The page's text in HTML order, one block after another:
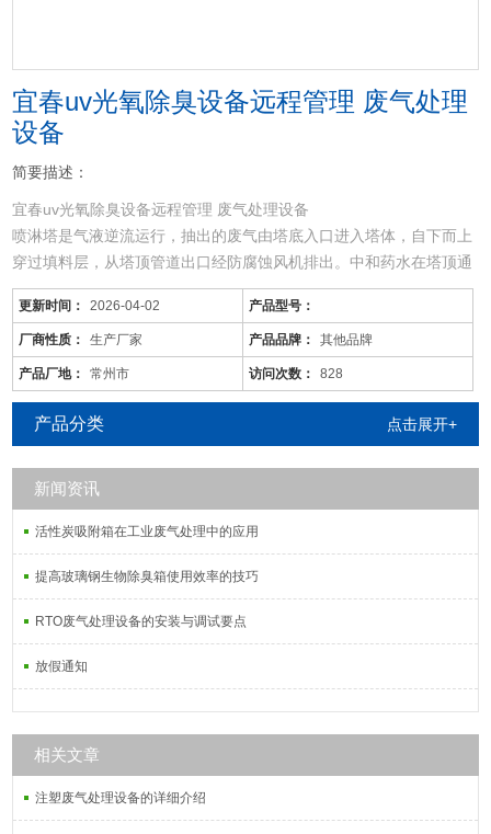
宜春uv光氧除臭设备远程管理 废气处理
设备
简要描述：
宜春uv光氧除臭设备远程管理 废气处理设备
喷淋塔是气液逆流运行，抽出的废气由塔底入口进入塔体，自下而上
穿过填料层，从塔顶管道出口经防腐蚀风机排出。中和药水在塔顶通
过液体分布器，均匀地喷淋到填料层中，沿着填料层表面向下流动直
到塔底，由管道排出塔外，由防腐循环泵循环工作。由于上升废气和
下降吸收剂在填料层中不断接触，所以上升气流中溶质的浓度越来越
低，到塔顶时已达到吸收要求后排出塔外。相反下降液体中的介
更新时间： 2026-04-02 产品型号：
厂商性质： 生产厂家 产品品牌： 其他品牌
产品厂地： 常州市 访问次数： 828
产品分类 点击展开+
新闻资讯
活性炭吸附箱在工业废气处理中的应用
提高玻璃钢生物除臭箱使用效率的技巧
RTO废气处理设备的安装与调试要点
放假通知
相关文章
注塑废气处理设备的详细介绍